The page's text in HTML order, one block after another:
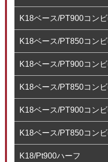
K18ベース/PT900コン
K18ベース/PT850コン
K18ベース/PT900コン
K18ベース/PT850コン
K18ベース/PT900コン
K18ベース/PT850コン
K18/Pt900ハーフ